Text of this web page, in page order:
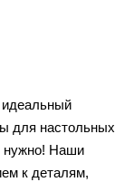
идеальный
для настольных
нужно! Наши
к деталям,